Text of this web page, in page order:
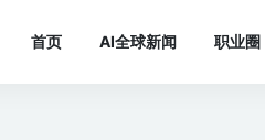
首页 AI全球新闻 职业圈